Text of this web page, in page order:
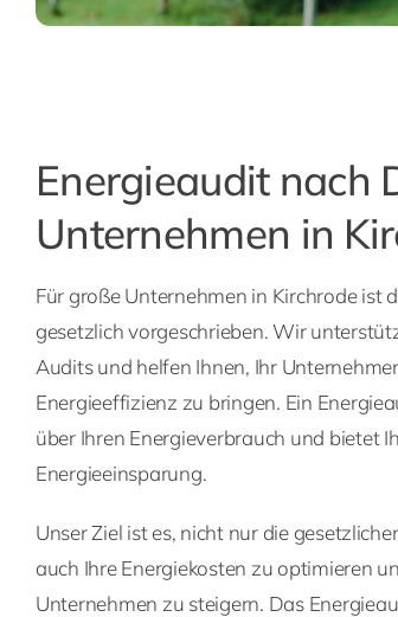
Energieaudit nach
Unternehmen in
Für große Unternehmen in Kirchrode ist
gesetzlich vorgeschrieben. Wir
Audits und helfen Ihnen, Ihr
Energieeffizienz zu bringen. Ein
über Ihren Energieverbrauch und bietet
Energieeinsparung.
Unser Ziel ist es, nicht nur die
auch Ihre Energiekosten zu optimieren
Unternehmen zu steigern. Das